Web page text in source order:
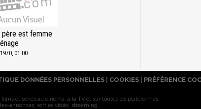
père est femme
01:00
DONNÉES PERSONNELLES | COOKIES | PRÉFÉRENCE
et séries au cinéma, à la TV et sur toutes les plateformes.
annonces, sorties vidéo, streaming...